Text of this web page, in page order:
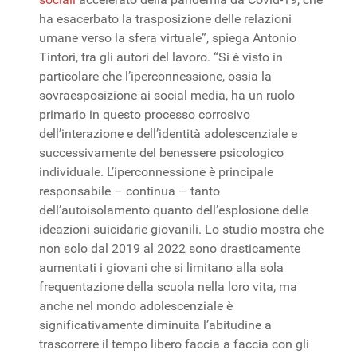
ha esacerbato la trasposizione delle relazioni
umane verso la sfera virtuale”, spiega Antonio
Tintori, tra gli autori del lavoro. “Si è visto in
particolare che l’iperconnessione, ossia la
sovraesposizione ai social media, ha un ruolo
primario in questo processo corrosivo
dell’interazione e dell’identità adolescenziale e
successivamente del benessere psicologico
individuale. L’iperconnessione è principale
responsabile – continua – tanto
dell’autoisolamento quanto dell’esplosione delle
ideazioni suicidarie giovanili. Lo studio mostra che
non solo dal 2019 al 2022 sono drasticamente
aumentati i giovani che si limitano alla sola
frequentazione della scuola nella loro vita, ma
anche nel mondo adolescenziale è
significativamente diminuita l’abitudine a
trascorrere il tempo libero faccia a faccia con gli